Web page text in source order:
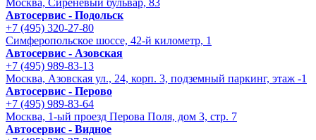
Москва, Сиреневый бульвар, 83
Автосервис - Подольск
+7 (495) 320-27-80
Симферопольское шоссе, 42-й километр, 1
Автосервис - Азовская
+7 (495) 989-83-13
Москва, Азовская ул., 24, корп. 3, подземный паркинг, этаж -1
Автосервис - Перово
+7 (495) 989-83-64
Москва, 1-ый проезд Перова Поля, дом 3, стр. 7
Автосервис - Видное